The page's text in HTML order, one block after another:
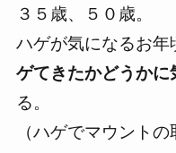
３５歳、５０歳。
ハゲが気になるお年
ゲてきたかどうかに
る。
（ハゲでマウントの